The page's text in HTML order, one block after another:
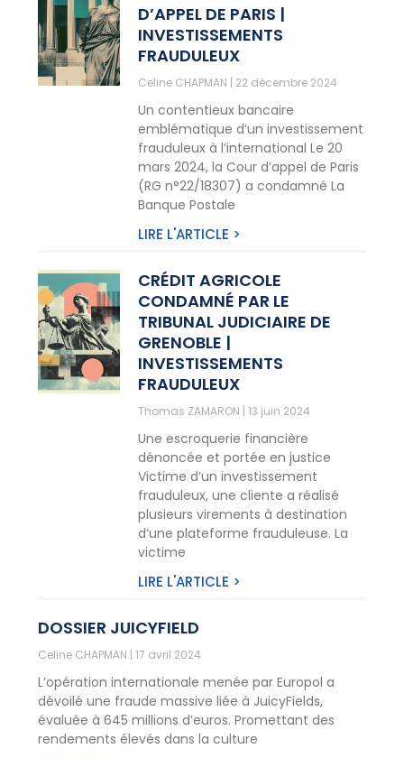
D’APPEL DE PARIS |
INVESTISSEMENTS
FRAUDULEUX
Celine CHAPMAN 22 décembre 2024
Un contentieux bancaire
emblématique d’un investissement
frauduleux à l’international Le 20
mars 2024, la Cour d’appel de Paris
(RG n°22/18307) a condamné La
Banque Postale
LIRE L'ARTICLE >
CRÉDIT AGRICOLE
CONDAMNÉ PAR LE
TRIBUNAL JUDICIAIRE DE
GRENOBLE |
INVESTISSEMENTS
FRAUDULEUX
Thomas ZAMARON 13 juin 2024
Une escroquerie financière
dénoncée et portée en justice
Victime d’un investissement
frauduleux, une cliente a réalisé
plusieurs virements à destination
d’une plateforme frauduleuse. La
victime
LIRE L'ARTICLE >
DOSSIER JUICYFIELD
Celine CHAPMAN 17 avril 2024
L’opération internationale menée par Europol a
dévoilé une fraude massive liée à JuicyFields,
évaluée à 645 millions d’euros. Promettant des
rendements élevés dans la culture